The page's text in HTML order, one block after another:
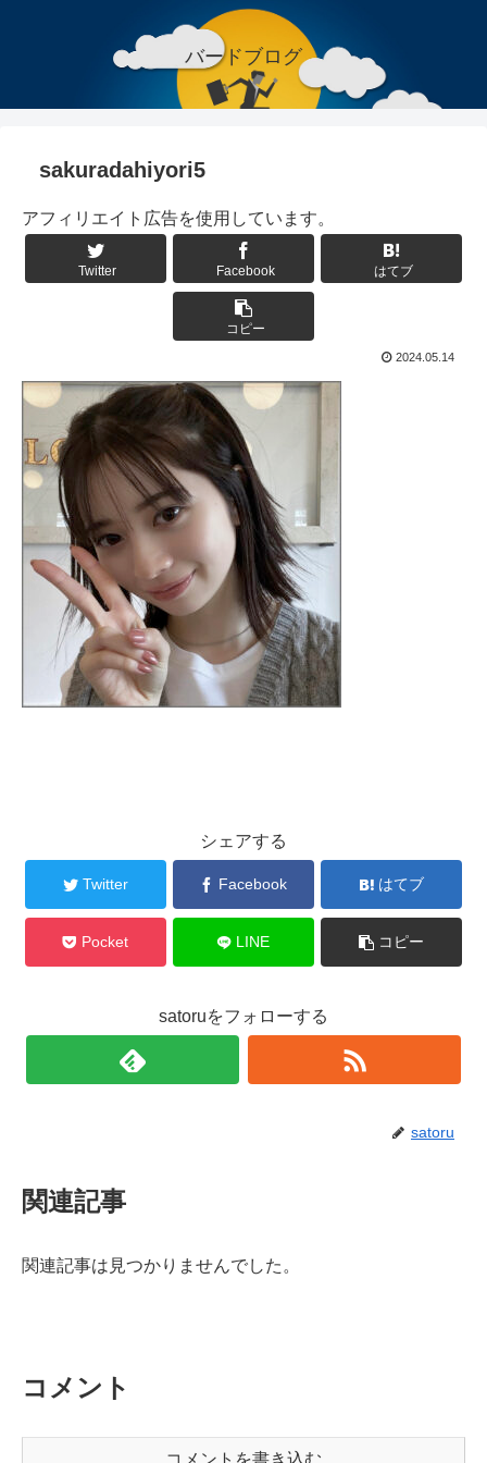
バードブログ
sakuradahiyori5
アフィリエイト広告を使用しています。
Twitter Facebook はてブ
コピー
2024.05.14
シェアする
Twitter Facebook はてブ
Pocket LINE コピー
satoruをフォローする
satoru
関連記事
関連記事は見つかりませんでした。
コメント
コメントを書き込む